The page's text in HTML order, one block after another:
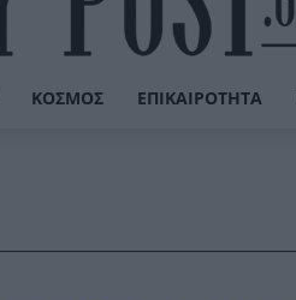
ΚΌΣΜΟΣ ΕΠΙΚΑΙΡΌΤΗΤΑ